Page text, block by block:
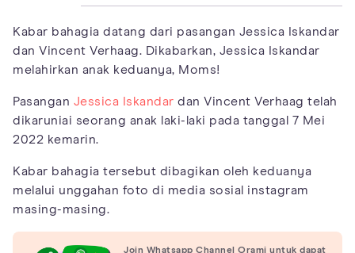
Kabar bahagia datang dari pasangan Jessica Iskandar
dan Vincent Verhaag. Dikabarkan, Jessica Iskandar
melahirkan anak keduanya, Moms!
Pasangan Jessica Iskandar dan Vincent Verhaag telah
dikaruniai seorang anak laki-laki pada tanggal 7 Mei
2022 kemarin.
Kabar bahagia tersebut dibagikan oleh keduanya
melalui unggahan foto di media sosial instagram
masing-masing.
Join Whatsapp Channel Orami untuk dapat